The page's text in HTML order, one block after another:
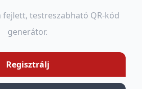
fejlett, testreszabható QR-kód
generátor.
Regisztrálj